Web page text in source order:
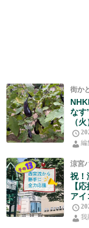
街か
なす
（
編
涼宮
祝！
【
アイ
我